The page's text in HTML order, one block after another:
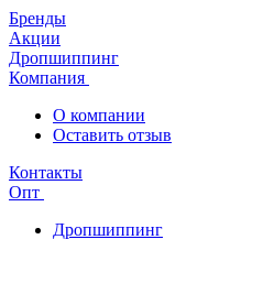
Бренды
Акции
Дропшиппинг
Компания
О компании
Оставить отзыв
Контакты
Опт
Дропшиппинг